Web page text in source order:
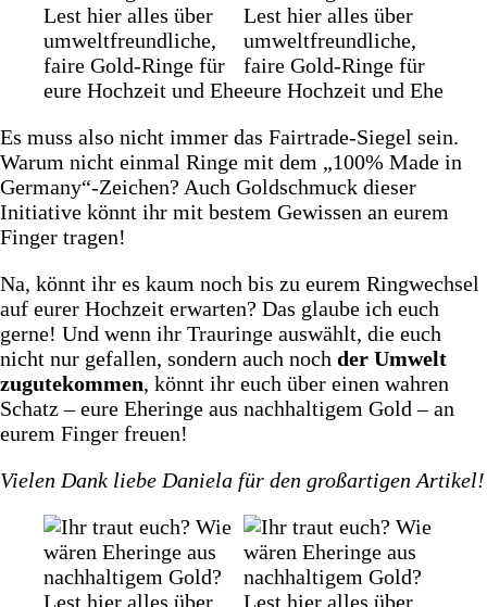
Es muss also nicht immer das Fairtrade-Siegel sein.
Warum nicht einmal Ringe mit dem „100% Made in
Germany“-Zeichen? Auch Goldschmuck dieser
Initiative könnt ihr mit bestem Gewissen an eurem
Finger tragen!
Na, könnt ihr es kaum noch bis zu eurem Ringwechsel
auf eurer Hochzeit erwarten? Das glaube ich euch
gerne! Und wenn ihr Trauringe auswählt, die euch
nicht nur gefallen, sondern auch noch der Umwelt
zugutekommen, könnt ihr euch über einen wahren
Schatz – eure Eheringe aus nachhaltigem Gold – an
eurem Finger freuen!
Vielen Dank liebe Daniela für den großartigen Artikel!